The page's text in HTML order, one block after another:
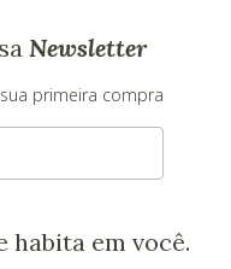
Newsletter
primeira compra
habita em você.